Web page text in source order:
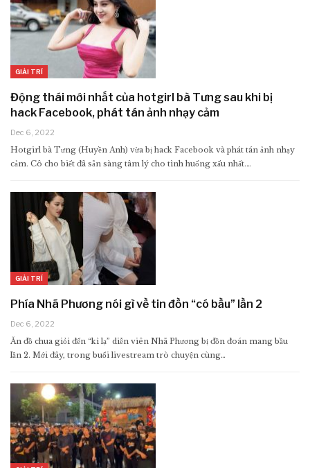
GIẢI TRÍ
Động thái mới nhất của hotgirl bà Tưng sau khi bị
hack Facebook, phát tán ảnh nhạy cảm
Dec 6, 2022
Hotgirl bà Tưng (Huyền Anh) vừa bị hack Facebook và phát tán ảnh nhạy
cảm. Cô cho biết đã sẵn sàng tâm lý cho tình huống xấu nhất.…
GIẢI TRÍ
Phía Nhã Phương nói gì về tin đồn “có bầu” lần 2
Dec 6, 2022
Ăn đồ chua giỏi đến “kì lạ” diễn viên Nhã Phương bị đồn đoán mang bầu
lần 2. Mới đây, trong buổi livestream trò chuyện cùng…